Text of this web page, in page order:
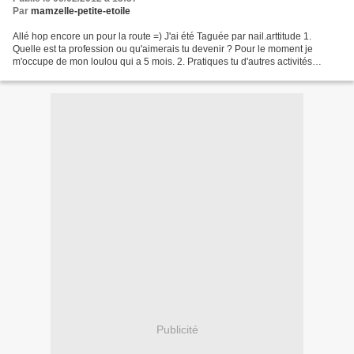
Par mamzelle-petite-etoile
Allé hop encore un pour la route =) J'ai été Taguée par nail.arttitude 1.
Quelle est ta profession ou qu'aimerais tu devenir ? Pour le moment je
m'occupe de mon loulou qui a 5 mois. 2. Pratiques tu d'autres activités
Publicité